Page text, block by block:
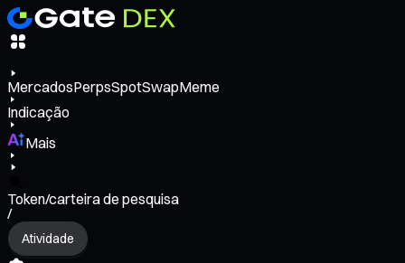
MercadosPerpsSpotSwapMeme
Indicação
Mais
Token/carteira de pesquisa
/
Atividade